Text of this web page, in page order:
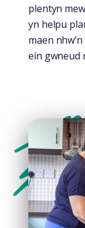
plentyn
yn helpu
maen
ein gwneud